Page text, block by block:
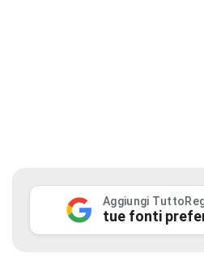
Aggiungi
tue fonti